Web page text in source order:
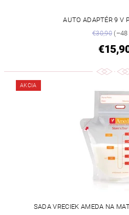
AUTO ADAPTÉR 9 V
€30,90(–48
AKCIA
SADA VRECIEK AMEDA NA